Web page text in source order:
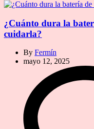
¿Cuánto dura la
cuidarla?
By Fermín
mayo 12, 2025